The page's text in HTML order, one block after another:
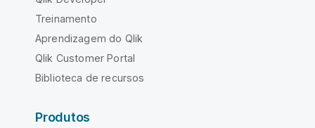
Treinamento
Aprendizagem do Qlik
Qlik Customer Portal
Biblioteca de recursos
Produtos